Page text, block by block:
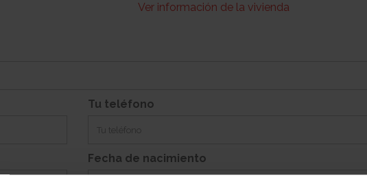
Ver información de la vivienda
Tu teléfono
Fecha de nacimiento